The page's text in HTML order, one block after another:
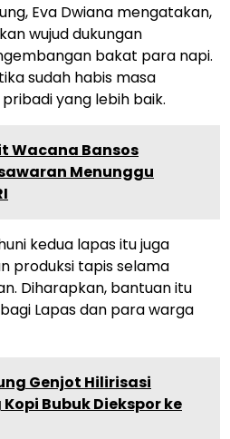
Eva Dwiana mengatakan,
wujud dukungan
bakat para napi.
sudah habis masa
yang lebih baik.
Wacana Bansos
Menunggu
kedua lapas itu juga
produksi tapis selama
Diharapkan, bantuan itu
Lapas dan para warga
Genjot Hilirisasi
Bubuk Diekspor ke